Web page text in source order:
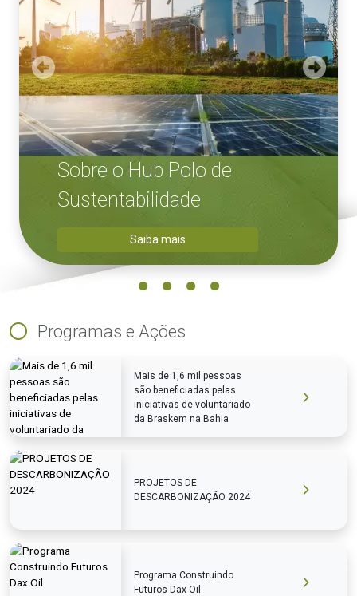
Sobre o Hub Polo de
Sustentabilidade
Saiba mais
Previous Next
Programas e Ações
Mais de 1,6 mil pessoas
são beneficiadas pelas
iniciativas de voluntariado
da Braskem na Bahia
PROJETOS DE
DESCARBONIZAÇÃO 2024
Programa Construindo
Futuros Dax Oil